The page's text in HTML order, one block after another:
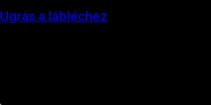
Ugrás a lábléchez